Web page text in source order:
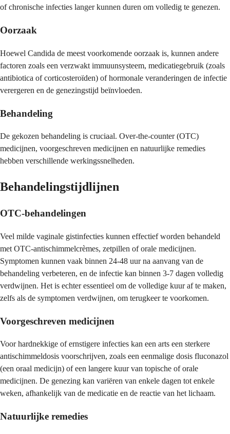
of chronische infecties langer kunnen duren om volledig te genezen.
Oorzaak
Hoewel Candida de meest voorkomende oorzaak is, kunnen andere
factoren zoals een verzwakt immuunsysteem, medicatiegebruik (zoals
antibiotica of corticosteroïden) of hormonale veranderingen de infectie
verergeren en de genezingstijd beïnvloeden.
Behandeling
De gekozen behandeling is cruciaal. Over-the-counter (OTC)
medicijnen, voorgeschreven medicijnen en natuurlijke remedies
hebben verschillende werkingssnelheden.
Behandelingstijdlijnen
OTC-behandelingen
Veel milde vaginale gistinfecties kunnen effectief worden behandeld
met OTC-antischimmelcrèmes, zetpillen of orale medicijnen.
Symptomen kunnen vaak binnen 24-48 uur na aanvang van de
behandeling verbeteren, en de infectie kan binnen 3-7 dagen volledig
verdwijnen. Het is echter essentieel om de volledige kuur af te maken,
zelfs als de symptomen verdwijnen, om terugkeer te voorkomen.
Voorgeschreven medicijnen
Voor hardnekkige of ernstigere infecties kan een arts een sterkere
antischimmeldosis voorschrijven, zoals een eenmalige dosis fluconazol
(een oraal medicijn) of een langere kuur van topische of orale
medicijnen. De genezing kan variëren van enkele dagen tot enkele
weken, afhankelijk van de medicatie en de reactie van het lichaam.
Natuurlijke remedies